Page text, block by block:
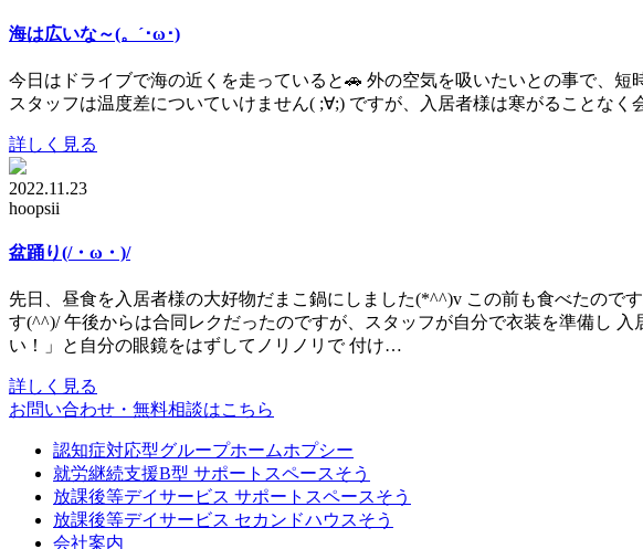
海は広いな～(。´･ω･)
今日はドライブで海の近くを走っていると🚗 外の空気を吸いたいとの事で、
スタッフは温度差についていけません( ;∀;) ですが、入居者様は寒がることな
詳しく見る
2022.11.23
hoopsii
盆踊り(/・ω・)/
先日、昼食を入居者様の大好物だまこ鍋にしました(*^^)v この前も食べたので
す(^^)/ 午後からは合同レクだったのですが、スタッフが自分で衣装を準備し
い！」と自分の眼鏡をはずしてノリノリで 付け…
詳しく見る
お問い合わせ・無料相談はこちら
認知症対応型グループホームホプシー
就労継続支援B型 サポートスペースそう
放課後等デイサービス サポートスペースそう
放課後等デイサービス セカンドハウスそう
会社案内